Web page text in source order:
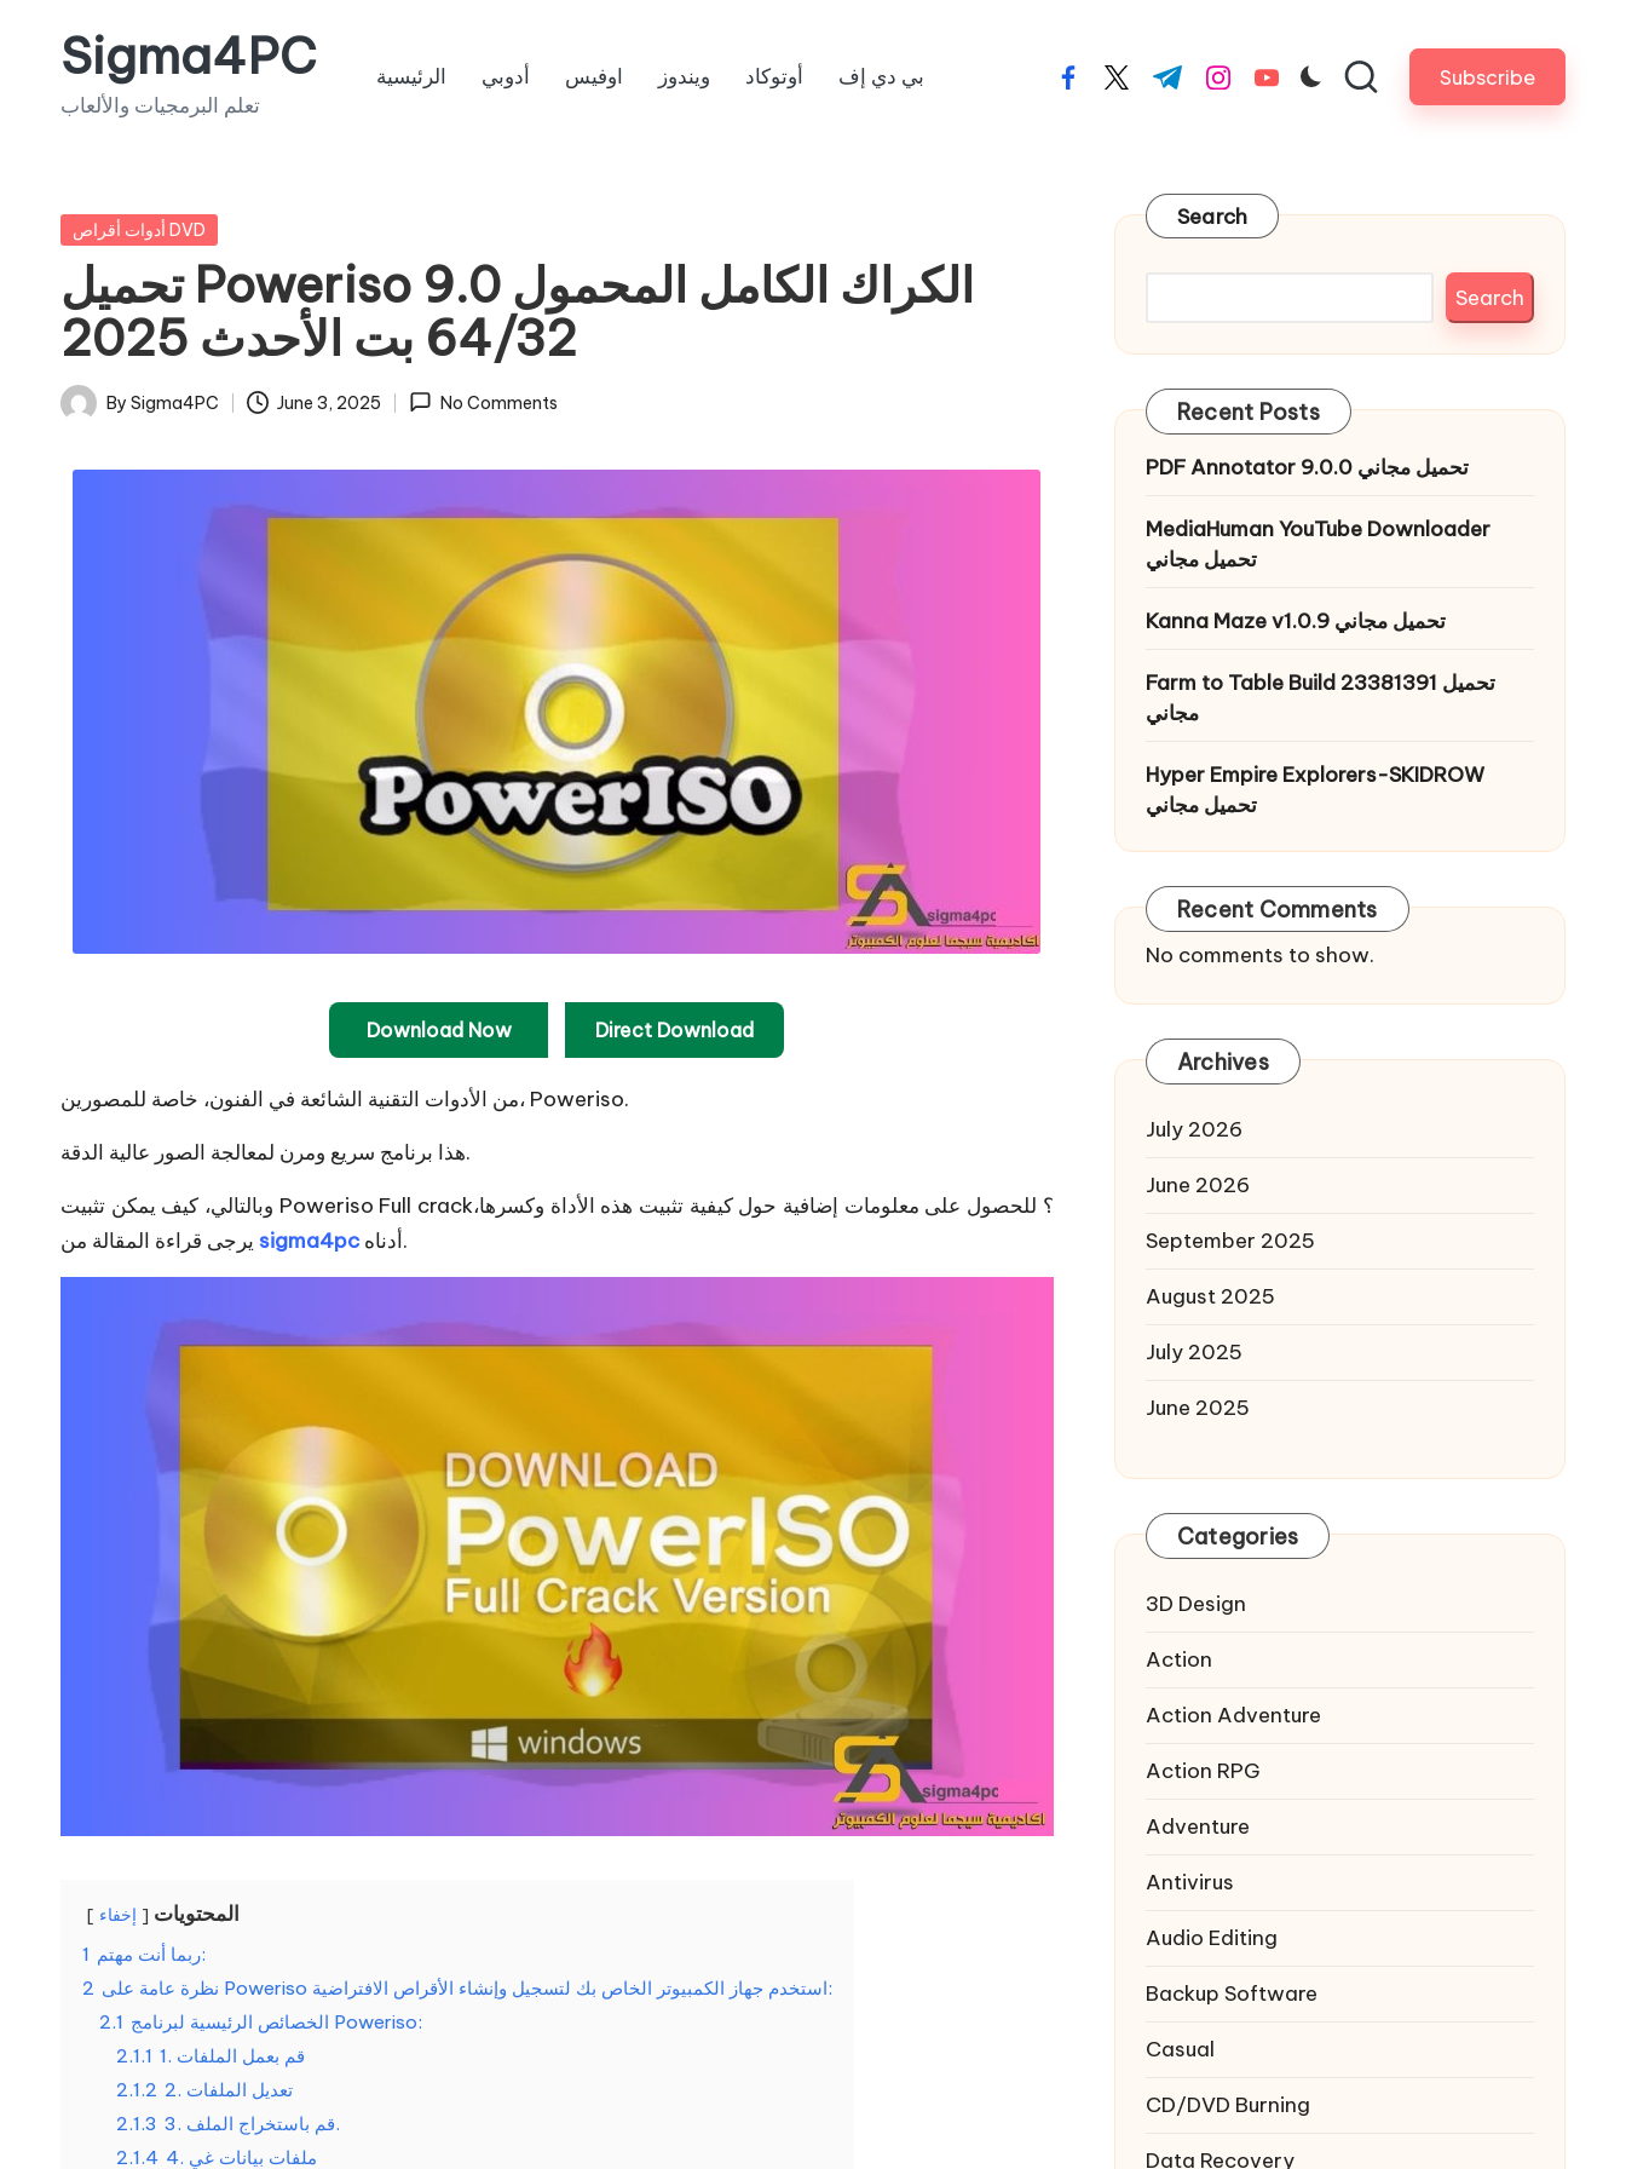
Sigma4PC
تعلم البرمجيات والألعاب
الرئيسية أدوبي اوفيس ويندوز أوتوكاد بي دي إف facebook.com
twitter.com
t.me instagram.com
youtube.com Subscribe
Posted
أدوات أقراص DVD
تحميل Poweriso 9.0 الكراك الكامل المحمول
64/32 بت الأحدث 2025
Posted
By Sigma4PC June 3, 2025 No Comments
Download Now Direct Download
من الأدوات التقنية الشائعة في الفنون، خاصة للمصورين، Poweriso.
هذا برنامج سريع ومرن لمعالجة الصور عالية الدقة.
وبالتالي، كيف يمكن تثبيت Poweriso Full crack؟ للحصول على معلومات إضافية حول كيفية تثبيت هذه الأداة وكسرها،
sigma4pc أدناه.
المحتويات إخفاء
1
ربما أنت مهتم:
2
نظرة عامة على Poweriso استخدم جهاز الكمبيوتر الخاص بك لتسجيل وإنشاء الأقراص الافتراضية:
2.1
الخصائص الرئيسية لبرنامج Poweriso:
2.1.1
1. قم بعمل الملفات
2.1.2
2. تعديل الملفات
2.1.3
3. قم باستخراج الملف.
2.1.4
4. ملفات بيانات غي
Search
Search
Recent Posts
PDF Annotator 9.0.0 تحميل مجاني
MediaHuman YouTube Downloader
تحميل مجاني
Kanna Maze v1.0.9 تحميل مجاني
Farm to Table Build 23381391 تحميل
مجاني
Hyper Empire Explorers-SKIDROW
تحميل مجاني
Recent Comments
No comments to show.
Archives
July 2026
June 2026
September 2025
August 2025
July 2025
June 2025
Categories
3D Design
Action
Action Adventure
Action RPG
Adventure
Antivirus
Audio Editing
Backup Software
Casual
CD/DVD Burning
Data Recovery